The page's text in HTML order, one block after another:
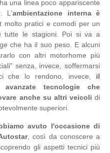
una linea poco appariscente
L'ambientazione interna è
pratici e comodi per un
tutte le stagioni. Poi si va a
che ha il suo peso. E alcuni
con altri motorhome più
senza, invece, soffermarsi
che lo rendono, invece, il
tecnologie che
anche su altri veicoli di
superiori.
avuto l'occasione di
, così da conoscere a
gli aspetti tecnici più